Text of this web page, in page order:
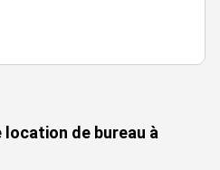
de bureau à